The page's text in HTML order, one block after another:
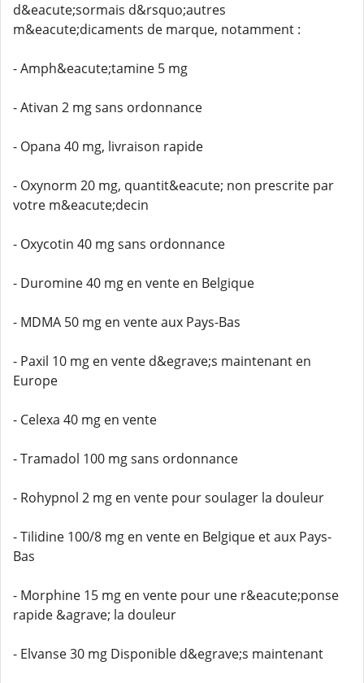
d&eacute;sormais d&rsquo;autres
m&eacute;dicaments de marque, notamment :
- Amph&eacute;tamine 5 mg
- Ativan 2 mg sans ordonnance
- Opana 40 mg, livraison rapide
- Oxynorm 20 mg, quantit&eacute; non prescrite par
votre m&eacute;decin
- Oxycotin 40 mg sans ordonnance
- Duromine 40 mg en vente en Belgique
- MDMA 50 mg en vente aux Pays-Bas
- Paxil 10 mg en vente d&egrave;s maintenant en
Europe
- Celexa 40 mg en vente
- Tramadol 100 mg sans ordonnance
- Rohypnol 2 mg en vente pour soulager la douleur
- Tilidine 100/8 mg en vente en Belgique et aux Pays-
Bas
- Morphine 15 mg en vente pour une r&eacute;ponse
rapide &agrave; la douleur
- Elvanse 30 mg Disponible d&egrave;s maintenant